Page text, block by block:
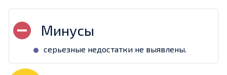
серьезные недостатки не выявлены.